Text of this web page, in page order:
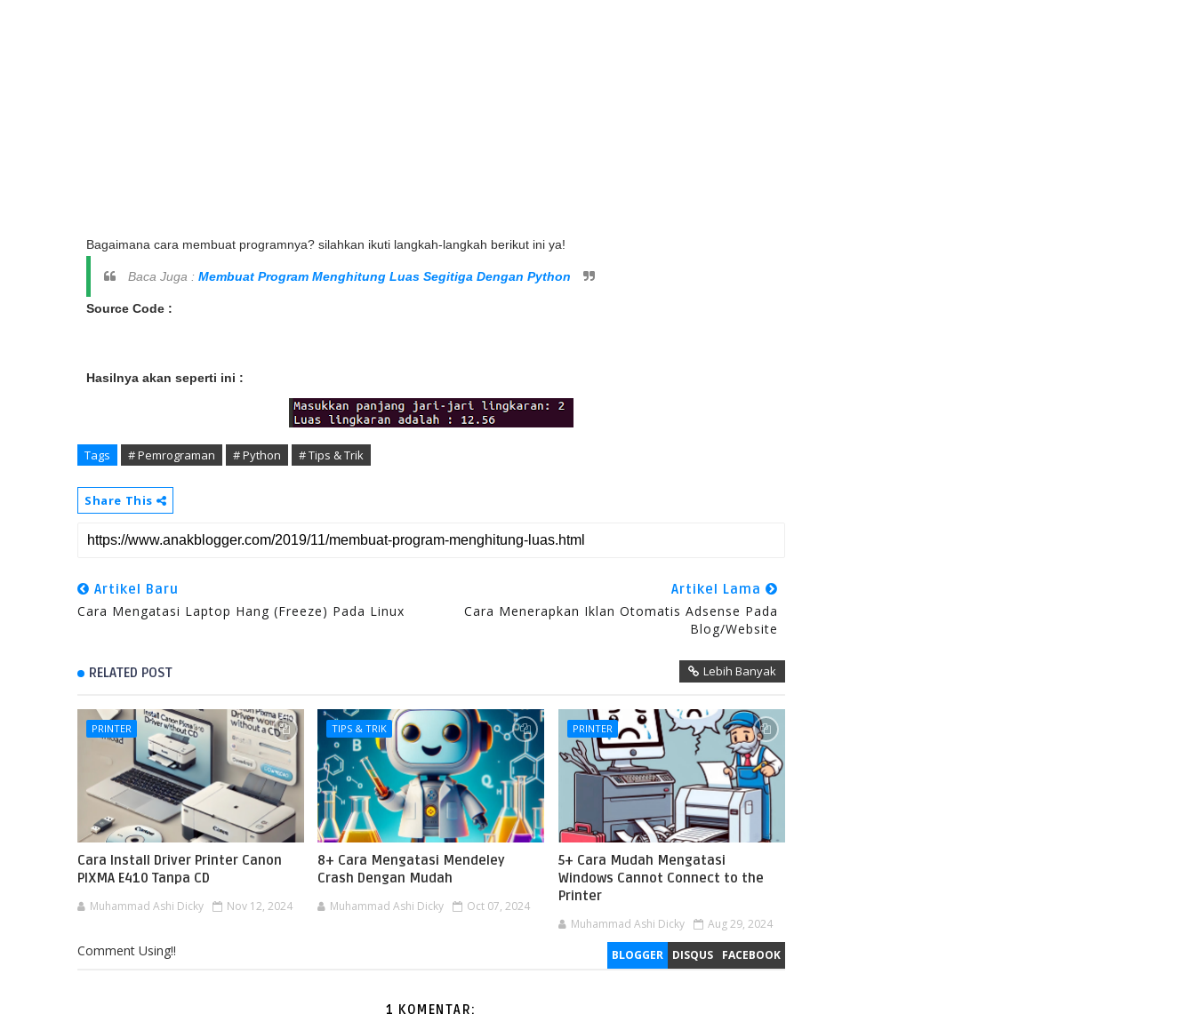
Bagaimana cara membuat programnya? silahkan ikuti langkah-langkah berikut ini ya!
Baca Juga : Membuat Program Menghitung Luas Segitiga Dengan Python
Source Code :
Hasilnya akan seperti ini :
Tags # Pemrograman # Python # Tips & Trik
Share This
Artikel Baru
Cara Mengatasi Laptop Hang (Freeze) Pada Linux
Artikel Lama
Cara Menerapkan Iklan Otomatis Adsense Pada
Blog/Website
RELATED POST Lebih Banyak
PRINTER
Cara Install Driver Printer Canon
PIXMA E410 Tanpa CD
Muhammad Ashi Dicky Nov 12, 2024
TIPS & TRIK
8+ Cara Mengatasi Mendeley
Crash Dengan Mudah
Muhammad Ashi Dicky Oct 07, 2024
PRINTER
5+ Cara Mudah Mengatasi
Windows Cannot Connect to the
Printer
Muhammad Ashi Dicky Aug 29, 2024
BLOGGER DISQUS FACEBOOK
Comment Using!!
1 KOMENTAR: